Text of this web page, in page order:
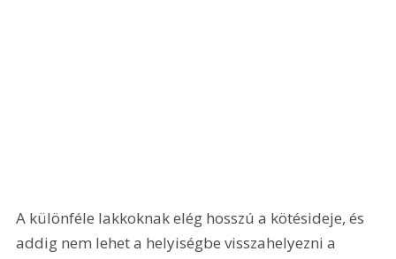
A különféle lakkoknak elég hosszú a kötésideje, és
addig nem lehet a helyiségbe visszahelyezni a